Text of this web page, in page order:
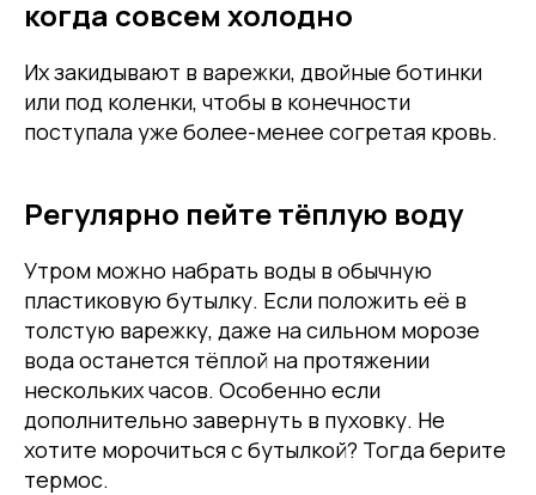
когда совсем холодно
Их закидывают в варежки, двойные ботинки
или под коленки, чтобы в конечности
поступала уже более-менее согретая кровь.
Регулярно пейте тёплую воду
Утром можно набрать воды в обычную
пластиковую бутылку. Если положить её в
толстую варежку, даже на сильном морозе
вода останется тёплой на протяжении
нескольких часов. Особенно если
дополнительно завернуть в пуховку. Не
хотите морочиться с бутылкой? Тогда берите
термос.